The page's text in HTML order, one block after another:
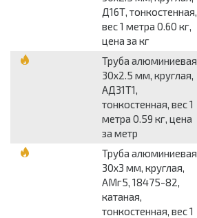
Д16Т, тонкостенная,
вес 1 метра 0.60 кг,
цена за кг
Труба алюминиевая
30x2.5 мм, круглая,
АД31Т1,
тонкостенная, вес 1
метра 0.59 кг, цена
за метр
Труба алюминиевая
30x3 мм, круглая,
АМг5, 18475-82,
катаная,
тонкостенная, вес 1